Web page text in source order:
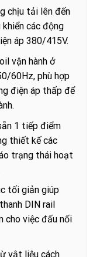
chịu tải lên đến
các động
áp 380/415V.
vận hành ở
60Hz, phù hợp
điện áp thấp để
1 tiếp điểm
thiết kế các
trạng thái hoạt
tối giản giúp
DIN rail
cho việc đấu nối
vật liệu cách